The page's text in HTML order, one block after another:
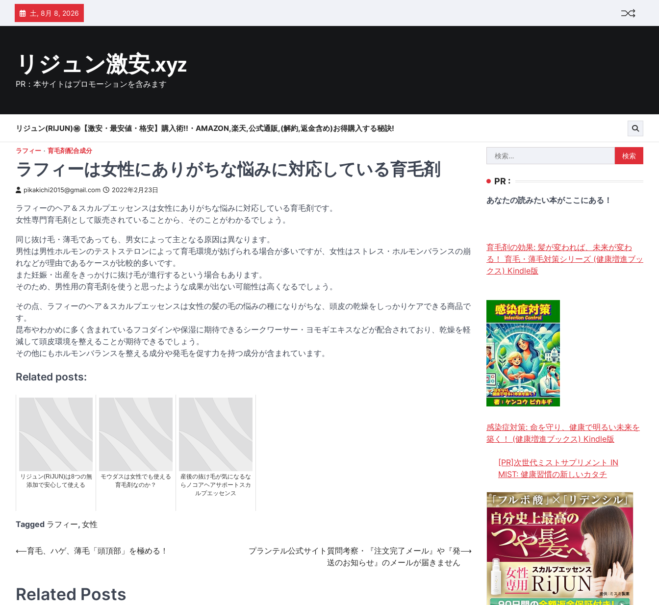
Skip
content
土, 8月 8, 2026
リジュン激安.xyz
PR：本サイトはプロモーションを含みます
リジュン(RIJUN)㊙【激安・最安値・格安】購入術!!・AMAZON,楽天,公式通販,(解約,返金含め)お得購入する秘訣!
ラフィー 育毛剤配合成分
ラフィーは女性にありがちな悩みに対応している育毛剤
pikakichi2015@gmail.com 2022年2月23日
ラフィーのヘア＆スカルプエッセンスは女性にありがちな悩みに対応している育毛剤です。
女性専門育毛剤として販売されていることから、そのことがわかるでしょう。
同じ抜け毛・薄毛であっても、男女によって主となる原因は異なります。
男性は男性ホルモンのテストステロンによって育毛環境が妨げられる場合が多いですが、女性はストレス・ホルモンバランスの崩
れなどが理由であるケースが比較的多いです。
また妊娠・出産をきっかけに抜け毛が進行するという場合もあります。
そのため、男性用の育毛剤を使うと思ったような成果が出ない可能性は高くなるでしょう。
その点、ラフィーのヘア＆スカルプエッセンスは女性の髪の毛の悩みの種になりがちな、頭皮の乾燥をしっかりケアできる商品で
す。
昆布やわかめに多く含まれているフコダインや保湿に期待できるシークワーサー・ヨモギエキスなどが配合されており、乾燥を軽
減して頭皮環境を整えることが期待できるでしょう。
その他にもホルモンバランスを整える成分や発毛を促す力を持つ成分が含まれています。
Related posts:
リジュン(RiJUN)は8つの無
添加で安心して使える
モウダスは女性でも使える
育毛剤なのか？
産後の抜け毛が気になるな
らノコアヘアサポートスカ
ルプエッセンス
Tagged ラフィー, 女性
投
ビ
⟵育毛、ハゲ、薄毛「頭頂部」を極める！
プランテル公式サイト質問考察・『注文完了メール』や『発
送のお知らせ』のメールが届きません
⟶
Related Posts
索:
PR :
あなたの読みたい本がここにある！
育毛剤の効果: 髪が変われば、未来が変わ
る！ 育毛・薄毛対策シリーズ (健康増進ブッ
クス) Kindle版
感染症対策: 命を守り、健康で明るい未来を
築く！ (健康増進ブックス) Kindle版
[PR]次世代ミストサプリメント IN
MIST: 健康習慣の新しいカタチ